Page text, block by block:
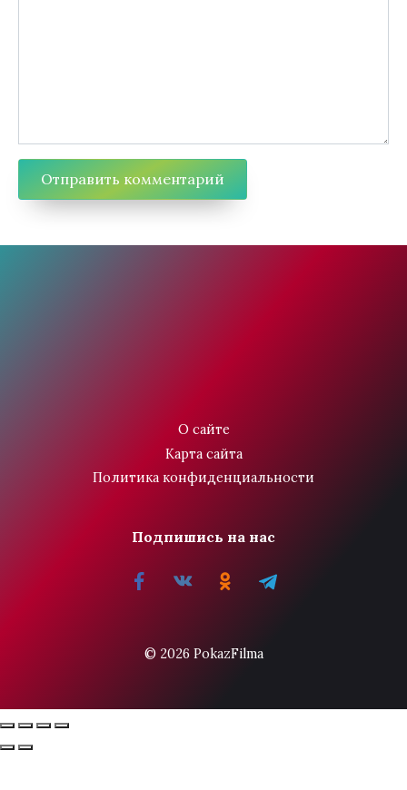
О сайте
Карта сайта
Политика конфиденциальности
Подпишись на нас
© 2026 PokazFilma